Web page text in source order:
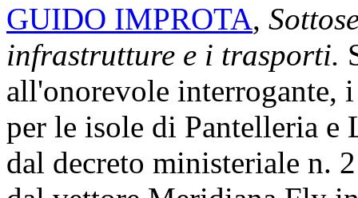
GUIDO IMPROTA,
infrastrutture e i trasporti.
all'onorevole interrogante,
per le isole di Pantelleria e
dal decreto ministeriale n.